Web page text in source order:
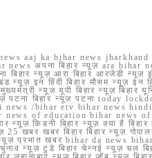
aaj ka bihar news jharkhand
news अपना बिहार न्यूज़ ara
न्यूज़ आरा बिहार आरजेडी न्यूज़
इन हिंदी बिहार मौसम न्यूज़ इन
न्यूज़ यूपी बिहार न्यूज़ बिहार
बिहार न्यूज़ पटना today
news /bihar etv bihar news
news of education bihar news
न्यूज़ किडनी बिहार न्यूज़ क्या है
खबर खबर बिहार बिहार न्यूज़
न्यूज़ प्रभात खबर bihar da news
चुनाव न्यूज़ टुडे बिहार चेन्नई न्यूज़ चल